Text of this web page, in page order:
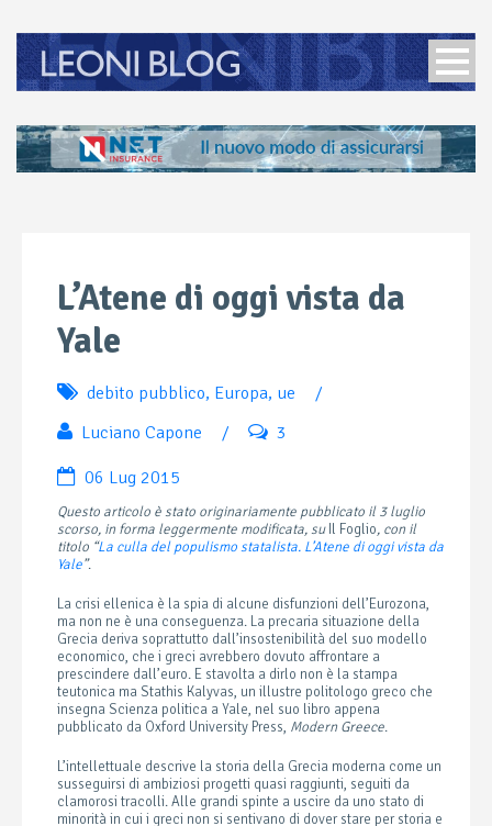
L’Atene di oggi vista da
Yale
debito pubblico, Europa, ue
/
Luciano Capone
/ 3
06 Lug 2015
Questo articolo è stato originariamente pubblicato il 3 luglio
scorso, in forma leggermente modificata, su Il Foglio, con il
titolo “La culla del populismo statalista. L’Atene di oggi vista da
Yale”.
La crisi ellenica è la spia di alcune disfunzioni dell’Eurozona,
ma non ne è una conseguenza. La precaria situazione della
Grecia deriva soprattutto dall’insostenibilità del suo modello
economico, che i greci avrebbero dovuto affrontare a
prescindere dall’euro. E stavolta a dirlo non è la stampa
teutonica ma Stathis Kalyvas, un illustre politologo greco che
insegna Scienza politica a Yale, nel suo libro appena
pubblicato da Oxford University Press, Modern Greece.
L’intellettuale descrive la storia della Grecia moderna come un
susseguirsi di ambiziosi progetti quasi raggiunti, seguiti da
clamorosi tracolli. Alle grandi spinte a uscire da uno stato di
minorità in cui i greci non si sentivano di dover stare per storia e